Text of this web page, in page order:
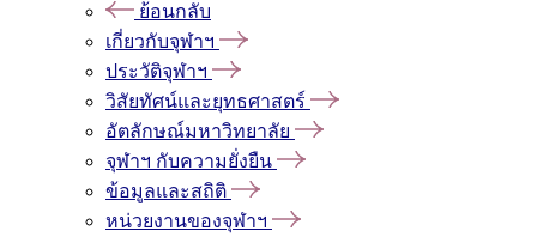
ย้อนกลับ
เกี่ยวกับจุฬาฯ
ประวัติจุฬาฯ
วิสัยทัศน์และยุทธศาสตร์
อัตลักษณ์มหาวิทยาลัย
จุฬาฯ กับความยั่งยืน
ข้อมูลและสถิติ
หน่วยงานของจุฬาฯ